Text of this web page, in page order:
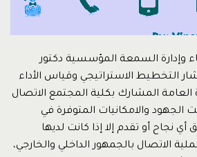
وإدارة السمعة المؤسسية دكتور
التخطيط الاستراتيجي وقياس الأداء
العامة المشارك بكلية المجتمع الاتصال
الجهود والامكانيات المتوفرة في
نجاح أو تقدم إلا إذا كانت لديها
الاتصال بالجمهور الداخلي والخارجي،